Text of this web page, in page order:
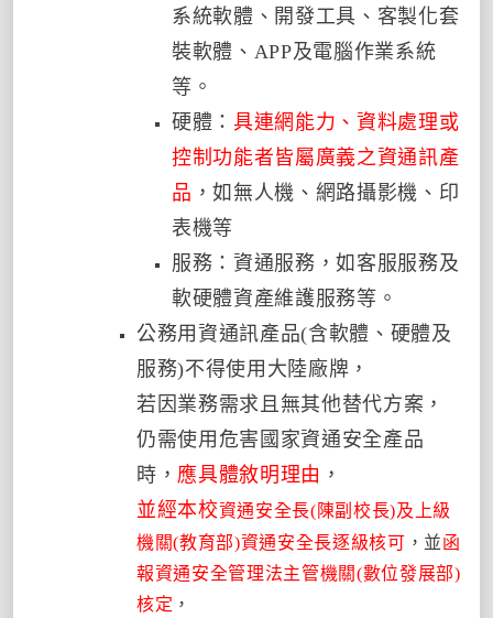
系統軟體、開發工具、客製化套
裝軟體、APP及電腦作業系統
等。
硬體： 具連網能力、資料處理或
控制功能者皆屬廣義之資通訊產
品 ，如無人機、網路攝影機、印
表機等
服務：資通服務，如客服服務及
軟硬體資產維護服務等。
公務用資通訊產品(含軟體、硬體及
服務)不得使用大陸廠牌，
若因業務需求且無其他替代方案，
仍需使用危害國家資通安全產品
時， 應具體敘明理由 ，
並經本校資通安全長(陳副校長)及上級
機關(教育部)資通安全長逐級核可 ，並函
報資通安全管理法主管機關(數位發展部)
核定 ，